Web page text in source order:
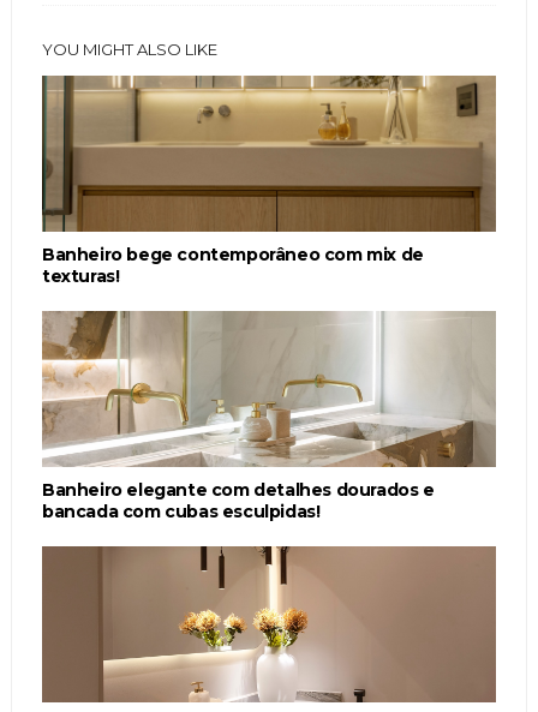
YOU MIGHT ALSO LIKE
Banheiro bege contemporâneo com mix de
texturas!
Banheiro elegante com detalhes dourados e
bancada com cubas esculpidas!